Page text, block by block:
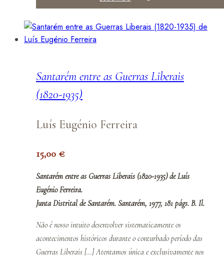
Santarém entre as Guerras Liberais
(1820-1935)
Luís Eugénio Ferreira
15,00 €
Santarém entre as Guerras Liberais (1820-1935) de Luís
Eugénio Ferreira.
Junta Distrital de Santarém. Santarém, 1977, 181 págs. B. Il.
Não é nosso intuito desenvolver sistematicamente os
acontecimentos históricos durante o conturbado período das
Guerras Liberais […] Atentamos única e exclusivamente nos